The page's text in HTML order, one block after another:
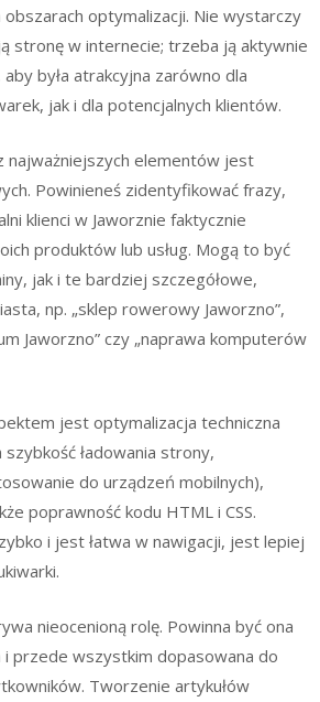
obszarach optymalizacji. Nie wystarczy
stronę w internecie; trzeba ją aktywnie
była atrakcyjna zarówno dla
jak i dla potencjalnych klientów.
najważniejszych elementów jest
Powinieneś zidentyfikować frazy,
klienci w Jaworznie faktycznie
produktów lub usług. Mogą to być
jak i te bardziej szczegółowe,
np. „sklep rowerowy Jaworzno”,
Jaworzno” czy „naprawa komputerów
jest optymalizacja techniczna
ładowania strony,
do urządzeń mobilnych),
poprawność kodu HTML i CSS.
i jest łatwa w nawigacji, jest lepiej
nieocenioną rolę. Powinna być ona
i przede wszystkim dopasowana do
Tworzenie artykułów